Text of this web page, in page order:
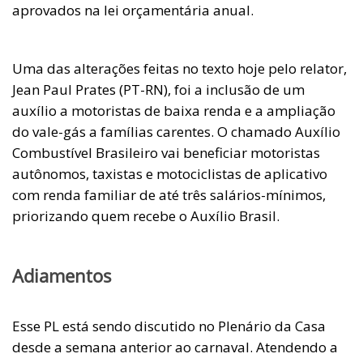
aprovados na lei orçamentária anual.
Uma das alterações feitas no texto hoje pelo relator,
Jean Paul Prates (PT-RN), foi a inclusão de um
auxílio a motoristas de baixa renda e a ampliação
do vale-gás a famílias carentes. O chamado Auxílio
Combustível Brasileiro vai beneficiar motoristas
autônomos, taxistas e motociclistas de aplicativo
com renda familiar de até três salários-mínimos,
priorizando quem recebe o Auxílio Brasil.
Adiamentos
Esse PL está sendo discutido no Plenário da Casa
desde a semana anterior ao carnaval. Atendendo a